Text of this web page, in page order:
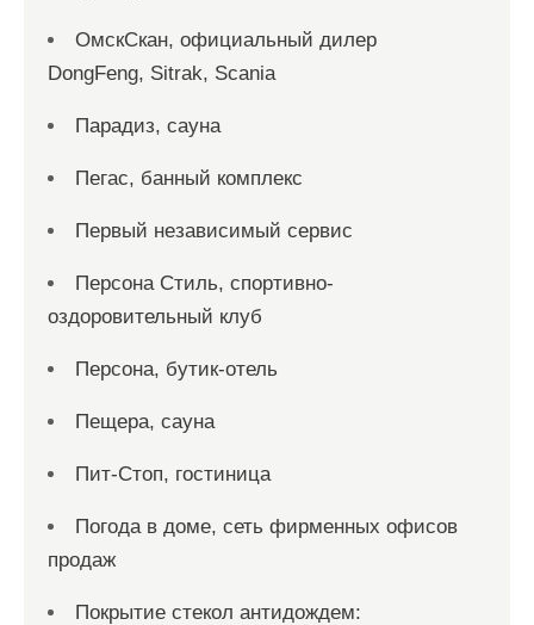
ОмскСкан, официальный дилер
DongFeng, Sitrak, Scania
Парадиз, сауна
Пегас, банный комплекс
Первый независимый сервис
Персона Стиль, спортивно-
оздоровительный клуб
Персона, бутик-отель
Пещера, сауна
Пит-Стоп, гостиница
Погода в доме, сеть фирменных офисов
продаж
Покрытие стекол антидождем: